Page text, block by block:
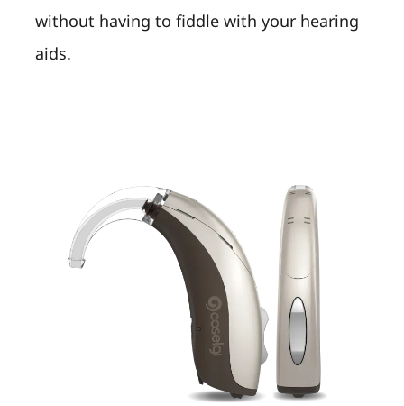
without having to fiddle with your hearing
aids.